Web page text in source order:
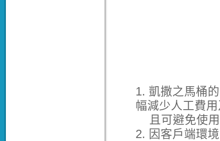
1. 凱撒之馬桶
幅減少人工費
且可避免使
2. 因客戶端環